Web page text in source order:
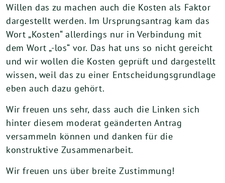
Willen das zu machen auch die Kosten als Faktor
dargestellt werden. Im Ursprungsantrag kam das
Wort „Kosten“ allerdings nur in Verbindung mit
dem Wort „-los“ vor. Das hat uns so nicht gereicht
und wir wollen die Kosten geprüft und dargestellt
wissen, weil das zu einer Entscheidungsgrundlage
eben auch dazu gehört.
Wir freuen uns sehr, dass auch die Linken sich
hinter diesem moderat geänderten Antrag
versammeln können und danken für die
konstruktive Zusammenarbeit.
Wir freuen uns über breite Zustimmung!